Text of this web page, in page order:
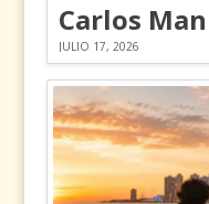
JULIO 17, 2026